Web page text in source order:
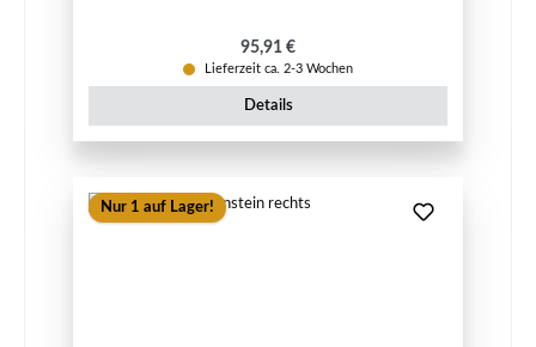
Regulärer Preis:
95,91 €
Lieferzeit ca. 2-3 Wochen
Details
Nur 1 auf Lager!